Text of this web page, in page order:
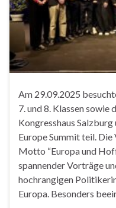
Am 29.09.2025
7. und 8. Klassen sowie
Kongresshaus Salzburg
Europe Summit teil.
Motto “Europa und
spannender Vorträge
hochrangigen
Europa. Besonders